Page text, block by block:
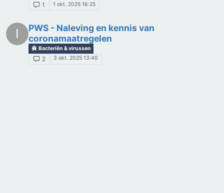
1 1 okt. 2025 16:25
I
PWS - Naleving en kennis van
coronamaatregelen
Bacteriën & virussen
2 3 okt. 2025 13:40